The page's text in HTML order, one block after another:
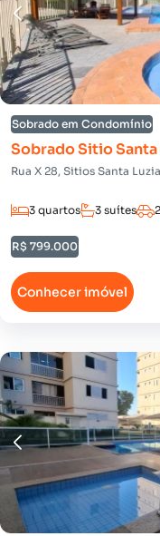
Sobrado em Condomínio
Sobrado Sitio Santa
Rua X 28, Sitios Santa
3 quartos 3 suítes
R$ 799.000
Conhecer imóvel